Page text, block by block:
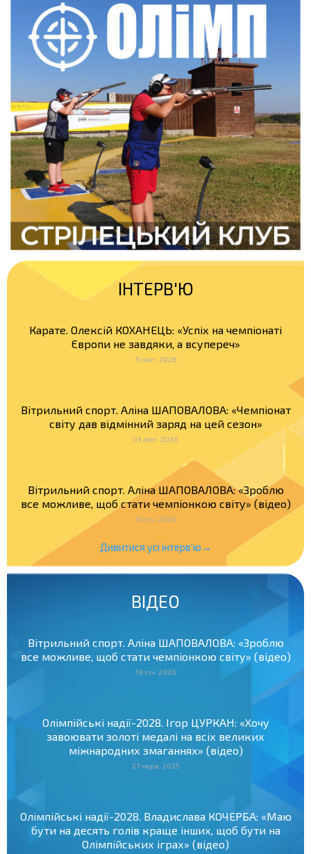
ІНТЕРВ'Ю
Карате. Олексій КОХАНЕЦЬ: «Успіх на чемпіонаті
Європи не завдяки, а всупереч»
11 лют. 2026
Вітрильний спорт. Аліна ШАПОВАЛОВА: «Чемпіонат
світу дав відмінний заряд на цей сезон»
03 лют. 2026
Вітрильний спорт. Аліна ШАПОВАЛОВА: «Зроблю
все можливе, щоб стати чемпіонкою світу» (відео)
19 січ. 2026
Дивитися усі інтерв'ю→
ВІДЕО
Вітрильний спорт. Аліна ШАПОВАЛОВА: «Зроблю
все можливе, щоб стати чемпіонкою світу» (відео)
19 січ. 2026
Олімпійські надії-2028. Ігор ЦУРКАН: «Хочу
завоювати золоті медалі на всіх великих
міжнародних змаганнях» (відео)
27 черв. 2025
Олімпійські надії-2028. Владислава КОЧЕРБА: «Маю
бути на десять голів краще інших, щоб бути на
Олімпійських іграх» (відео)